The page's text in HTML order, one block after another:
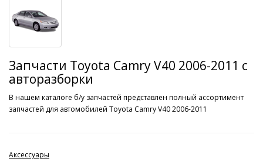
Запчасти Toyota Camry V40 2006-2011 с
авторазборки
В нашем каталоге б/у запчастей представлен полный ассортимент
запчастей для автомобилей Toyota Camry V40 2006-2011
Аксессуары